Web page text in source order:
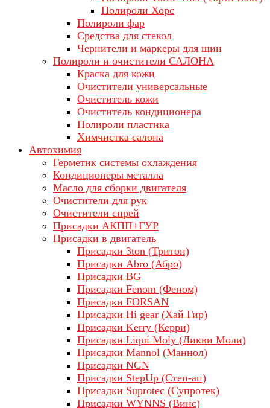
Полироли Хорс
Полироли фар
Средства для стекол
Чернители и маркеры для шин
Полироли и очистители САЛОНА
Краска для кожи
Очистители универсальные
Очиститель кожи
Очиститель кондиционера
Полироли пластика
Химчистка салона
Автохимия
Герметик системы охлаждения
Кондиционеры металла
Масло для сборки двигателя
Очистители для рук
Очистители спрей
Присадки АКПП+ГУР
Присадки в двигатель
Присадки 3ton (Тритон)
Присадки Abro (Абро)
Присадки BG
Присадки Fenom (Феном)
Присадки FORSAN
Присадки Hi gear (Хай Гир)
Присадки Kerry (Керри)
Присадки Liqui Moly (Ликви Моли)
Присадки Mannol (Маннол)
Присадки NGN
Присадки StepUp (Степ-ап)
Присадки Suprotec (Супротек)
Присадки WYNNS (Винс)